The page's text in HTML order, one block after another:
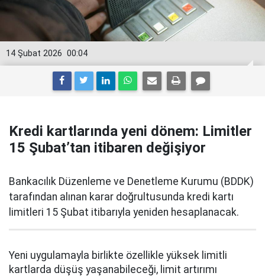
00:04
14 Şubat 2026
Kredi kartlarında yeni dönem: Limitler
15 Şubat’tan itibaren değişiyor
Bankacılık Düzenleme ve Denetleme Kurumu (BDDK)
tarafından alınan karar doğrultusunda kredi kartı
limitleri 15 Şubat itibarıyla yeniden hesaplanacak.
Yeni uygulamayla birlikte özellikle yüksek limitli
kartlarda düşüş yaşanabileceği, limit artırımı